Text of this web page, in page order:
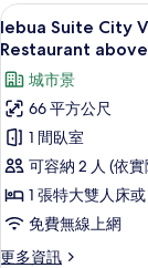
Bedroom
的
情
顯
示
lebua
Suite
City
View
with
Dinner
once
per
7
lebua Suite City
Restaurant
城市景
66 平方公尺
1 間臥室
可容納 2 人 (依
1 張特大雙人床
免費無線上網
更多資訊
更